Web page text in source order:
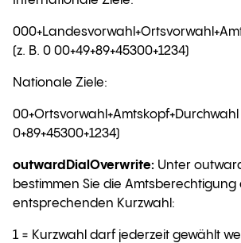
(z. B. 0 00+49+89+45300+1234)
Nationale Ziele:
00+Ortsvorwahl+Amtskopf+Durchwahl
0+89+45300+1234)
outwardDialOverwrite: Unter
bestimmen Sie die Amtsberechtigung
entsprechenden Kurzwahl:
1 = Kurzwahl darf jederzeit gewählt